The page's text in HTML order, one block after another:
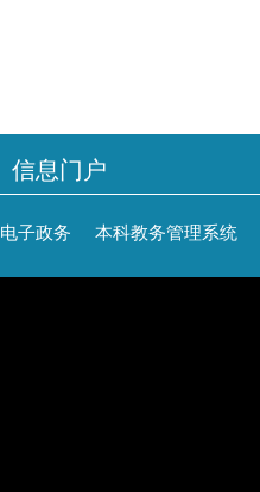
信息门户
电子政务 本科教务管理系统